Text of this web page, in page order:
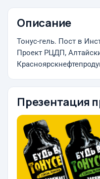
Описание
Тонус-гель. Пост в
Проект РЦДП,
Презентация